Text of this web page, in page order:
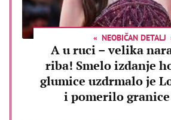
NEOBIČAN DETALJ
A u ruci – velika
riba! Smelo izdanje
glumice uzdrmalo je
i pomerilo granice